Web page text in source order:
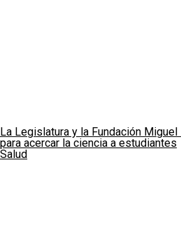
La Legislatura y la Fundación
para acercar la ciencia a estudiantes
Salud